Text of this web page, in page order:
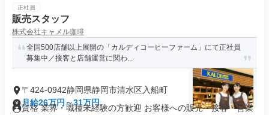
正社員
販売スタッフ
株式会社キャメル珈琲
全国500店舗以上展開の「カルディコーヒーファーム」にて正社員
募集中／接客と店舗運営に関わ...
〒424-0942静岡県静岡市清水区入船町
月給26万円～31万円
資格 業界・職種未経験の方歓迎 お客様への販売・接客・営業